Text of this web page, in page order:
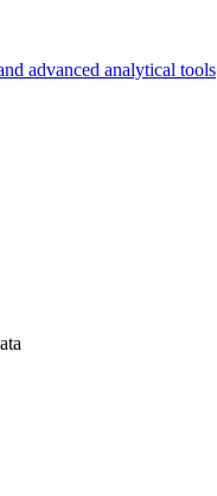
advanced analytical tools